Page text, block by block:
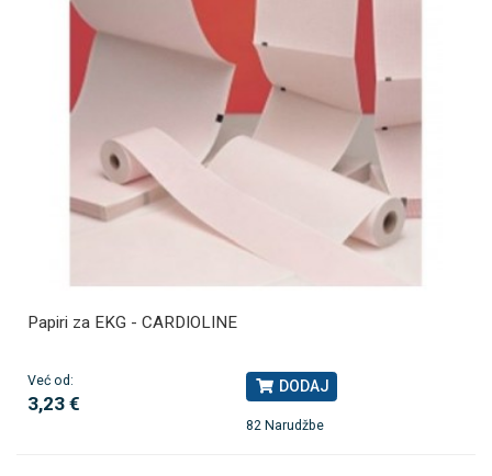
Papiri za EKG - CARDIOLINE
Već od:
3,23 €
DODAJ
82 Narudžbe